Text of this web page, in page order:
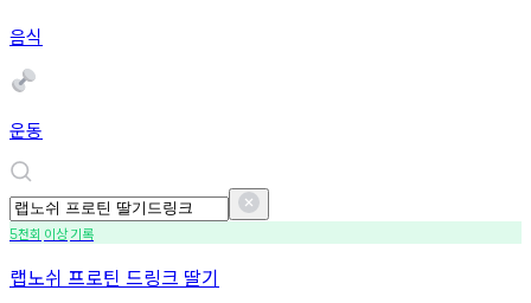
음식
운동
5천회 이상기록
랩노쉬 프로틴 드링크 딸기